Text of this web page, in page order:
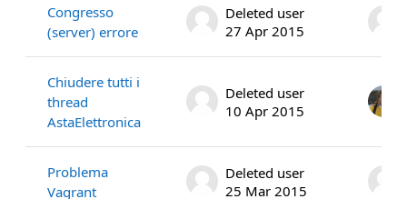
Congresso
(server) errore
Deleted user
27 Apr 2015
Chiudere tutti i
thread
AstaElettronica
Deleted user
10 Apr 2015
Problema
Vagrant
Deleted user
25 Mar 2015